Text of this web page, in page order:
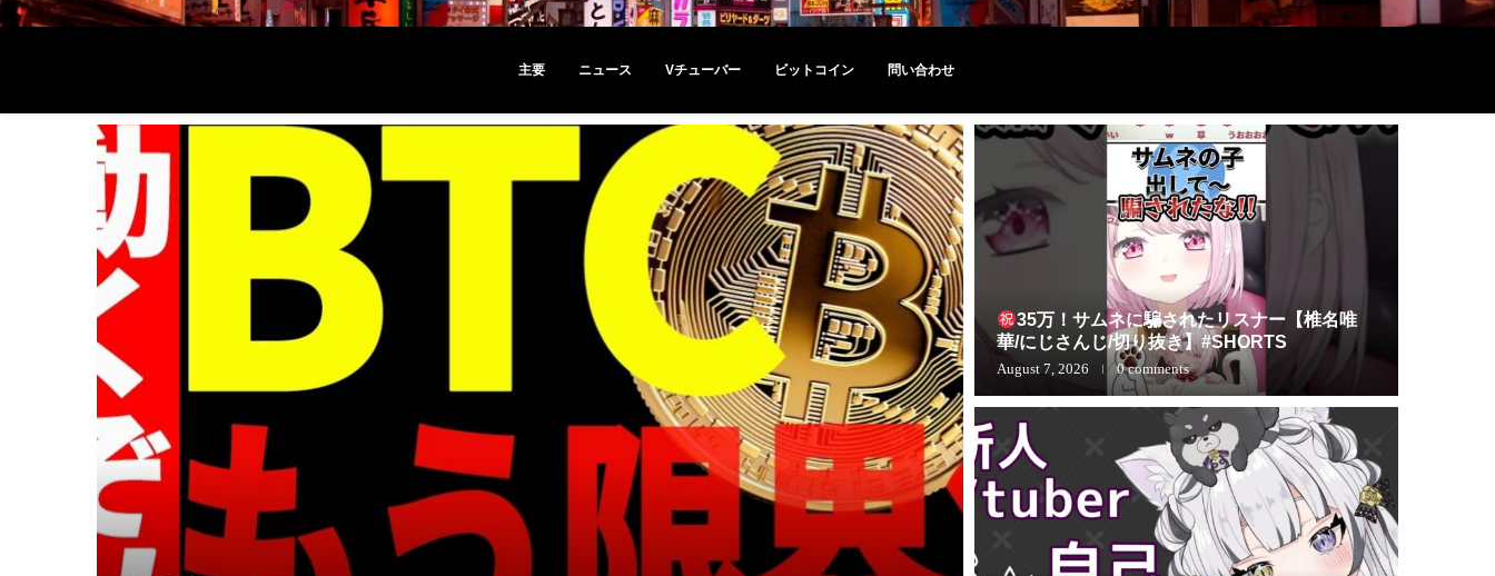
主要 ニュース Vチューバー ビットコイン 問い合わせ
35万！サムネに騙されたリスナー【椎名唯
華/にじさんじ/切り抜き】#SHORTS
August 7, 2026 0 comments